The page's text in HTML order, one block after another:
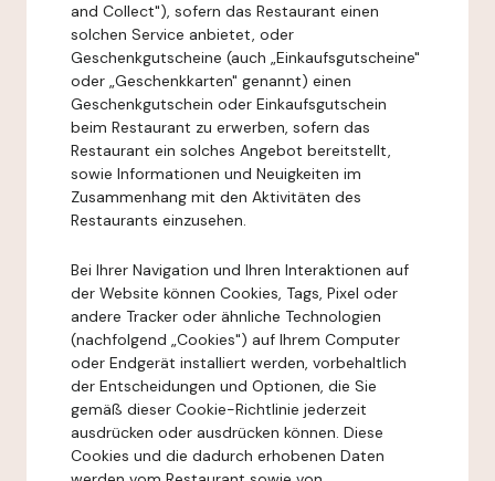
and Collect"), sofern das Restaurant einen
solchen Service anbietet, oder
Geschenkgutscheine (auch „Einkaufsgutscheine"
oder „Geschenkkarten" genannt) einen
Geschenkgutschein oder Einkaufsgutschein
beim Restaurant zu erwerben, sofern das
Restaurant ein solches Angebot bereitstellt,
sowie Informationen und Neuigkeiten im
Zusammenhang mit den Aktivitäten des
Restaurants einzusehen.
Bei Ihrer Navigation und Ihren Interaktionen auf
der Website können Cookies, Tags, Pixel oder
andere Tracker oder ähnliche Technologien
(nachfolgend „Cookies") auf Ihrem Computer
oder Endgerät installiert werden, vorbehaltlich
der Entscheidungen und Optionen, die Sie
gemäß dieser Cookie-Richtlinie jederzeit
ausdrücken oder ausdrücken können. Diese
Cookies und die dadurch erhobenen Daten